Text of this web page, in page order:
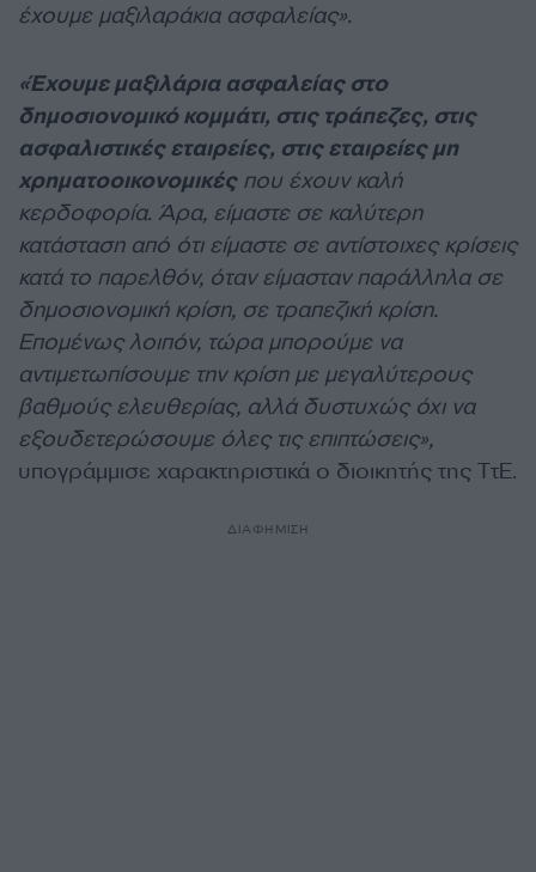
έχουμε μαξιλαράκια ασφαλείας».
«Έχουμε μαξιλάρια ασφαλείας στο
δημοσιονομικό κομμάτι, στις τράπεζες, στις
ασφαλιστικές εταιρείες, στις εταιρείες μη
χρηματοοικονομικέςπου έχουν καλή
κερδοφορία. Άρα, είμαστε σε καλύτερη
κατάσταση από ότι είμαστε σε αντίστοιχες κρίσεις
κατά το παρελθόν, όταν είμασταν παράλληλα σε
δημοσιονομική κρίση, σε τραπεζική κρίση.
Επομένως λοιπόν, τώρα μπορούμε να
αντιμετωπίσουμε την κρίση με μεγαλύτερους
βαθμούς ελευθερίας, αλλά δυστυχώς όχι να
εξουδετερώσουμε όλες τις επιπτώσεις»,
υπογράμμισε χαρακτηριστικά ο διοικητής της ΤτΕ.
ΔΙΑΦΗΜΙΣΗ